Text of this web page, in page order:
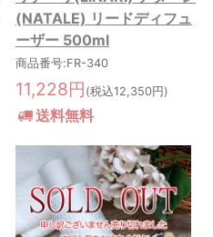
(NATALE) リードディフュ
ーザー 500ml
商品番号:FR-340
11,228円 (税込12,350円)
送料無料